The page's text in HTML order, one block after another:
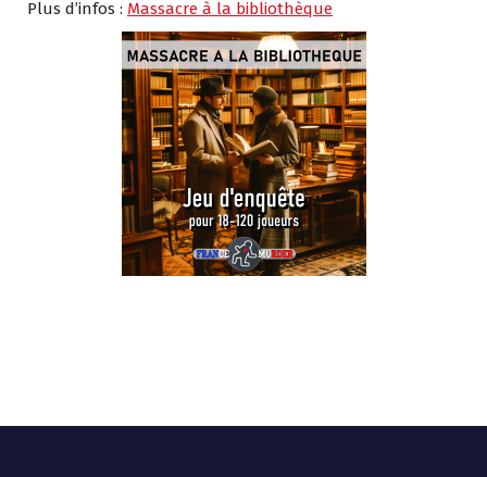
Plus d’infos : Massacre à la bibliothèque